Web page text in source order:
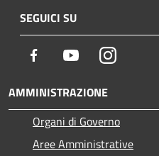
SEGUICI SU
Facebook YoutubeInstagram
AMMINISTRAZIONE
Organi di Governo
Aree Amministrative